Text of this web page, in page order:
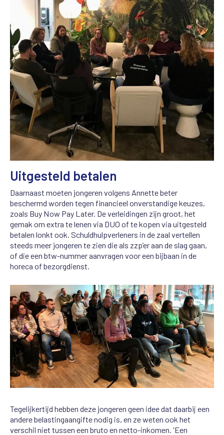
Uitgesteld betalen
Daarnaast moeten jongeren volgens Annette beter
beschermd worden tegen financieel onverstandige keuzes,
zoals Buy Now Pay Later. De verleidingen zijn groot, het
gemak om extra te lenen via DUO of te kopen via uitgesteld
betalen lonkt ook. Schuldhulpverleners in de zaal vertellen
steeds meer jongeren te zien die als zzp’er aan de slag gaan,
of die een btw-nummer aanvragen voor een bijbaan in de
horeca of bezorgdienst.
Tegelijkertijd hebben deze jongeren geen idee dat daarbij een
andere belastingaangifte nodig is, en ze weten ook het
verschil niet tussen een bruto en netto-inkomen. 'Een